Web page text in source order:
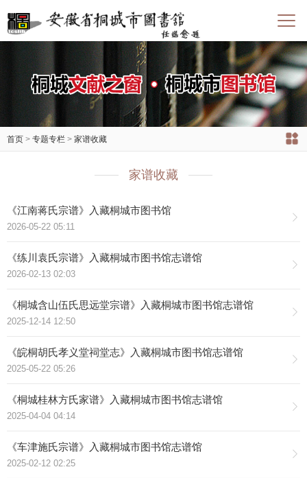
首页 > 专题专栏 > 家谱收藏
家谱收藏
《江南蒋氏宗谱》入藏桐城市图书馆
2026-05-22 05:11
《练川袁氏宗谱》入藏桐城市图书馆志谱馆
2026-02-13 02:03
《桐城含山伍氏思远堂宗谱》入藏桐城市图书馆志谱馆
2025-12-14 12:50
《皖桐胡氏孝义堂祠堂志》入藏桐城市图书馆志谱馆
2025-05-22 05:26
《桐城桂林方氏家谱》入藏桐城市图书馆志谱馆
2025-04-04 04:14
《车津施氏宗谱》入藏桐城市图书馆志谱馆
2025-02-12 02:25